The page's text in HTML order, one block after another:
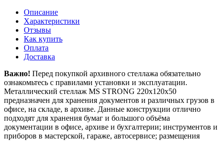
Описание
Характеристики
Отзывы
Как купить
Оплата
Доставка
Важно! Перед покупкой архивного стеллажа обязательно
ознакомьтесь с правилами установки и эксплуатации.
Металлический стеллаж MS STRONG 220х120х50
предназначен для хранения документов и различных грузов в
офисе, на складе, в архиве. Данные конструкции отлично
подходят для хранения бумаг и большого объёма
документации в офисе, архиве и бухгалтерии; инструментов и
приборов в мастерской, гараже, автосервисе; размещения